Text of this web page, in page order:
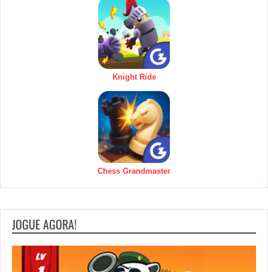
Knight Ride
Chess Grandmaster
JOGUE AGORA!